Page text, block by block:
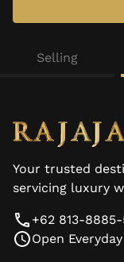
Selling
Your trusted
servicing luxury
+62 813-8885-
Open